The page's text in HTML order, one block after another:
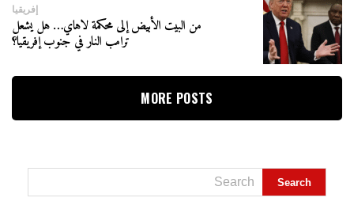
إفريقيا
من البيت الأبيض إلى محكمة لاهاي… هل يشعل
ترامب النار في جنوب إفريقيا؟
MORE POSTS